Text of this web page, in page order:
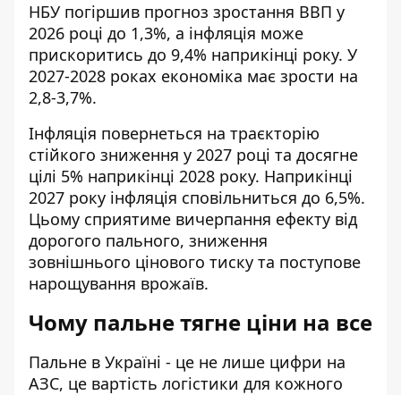
НБУ погіршив прогноз зростання ВВП у
2026 році до 1,3%, а інфляція може
прискоритись до 9,4% наприкінці року. У
2027-2028 роках економіка має зрости на
2,8-3,7%.
Інфляція повернеться на траєкторію
стійкого зниження у 2027 році та досягне
цілі 5% наприкінці 2028 року. Наприкінці
2027 року інфляція сповільниться до 6,5%.
Цьому сприятиме вичерпання ефекту від
дорогого пального, зниження
зовнішнього цінового тиску та поступове
нарощування врожаїв.
Чому пальне тягне ціни на все
Пальне в Україні - це не лише цифри на
АЗС, це вартість логістики для кожного